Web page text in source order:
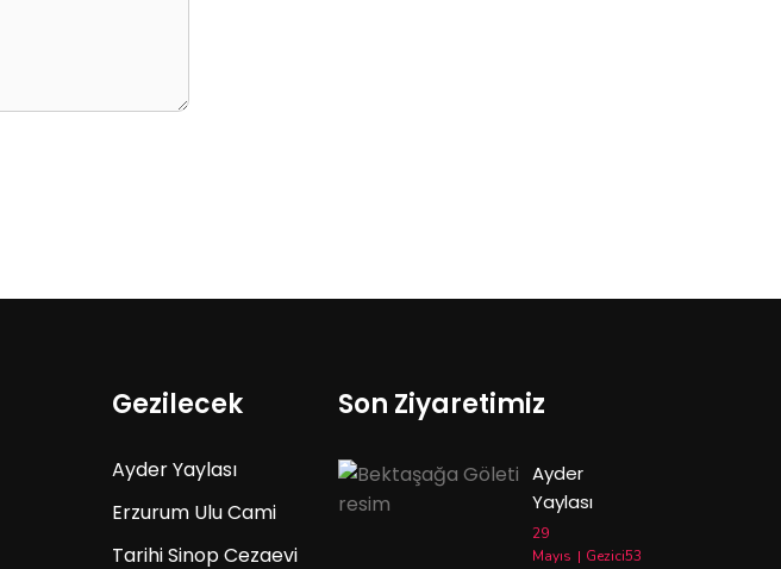
Gezilecek
Ayder Yaylası
Erzurum Ulu Cami
Tarihi Sinop Cezaevi
Son Ziyaretimiz
Ayder
Yaylası
29
Mayıs
Gezici53